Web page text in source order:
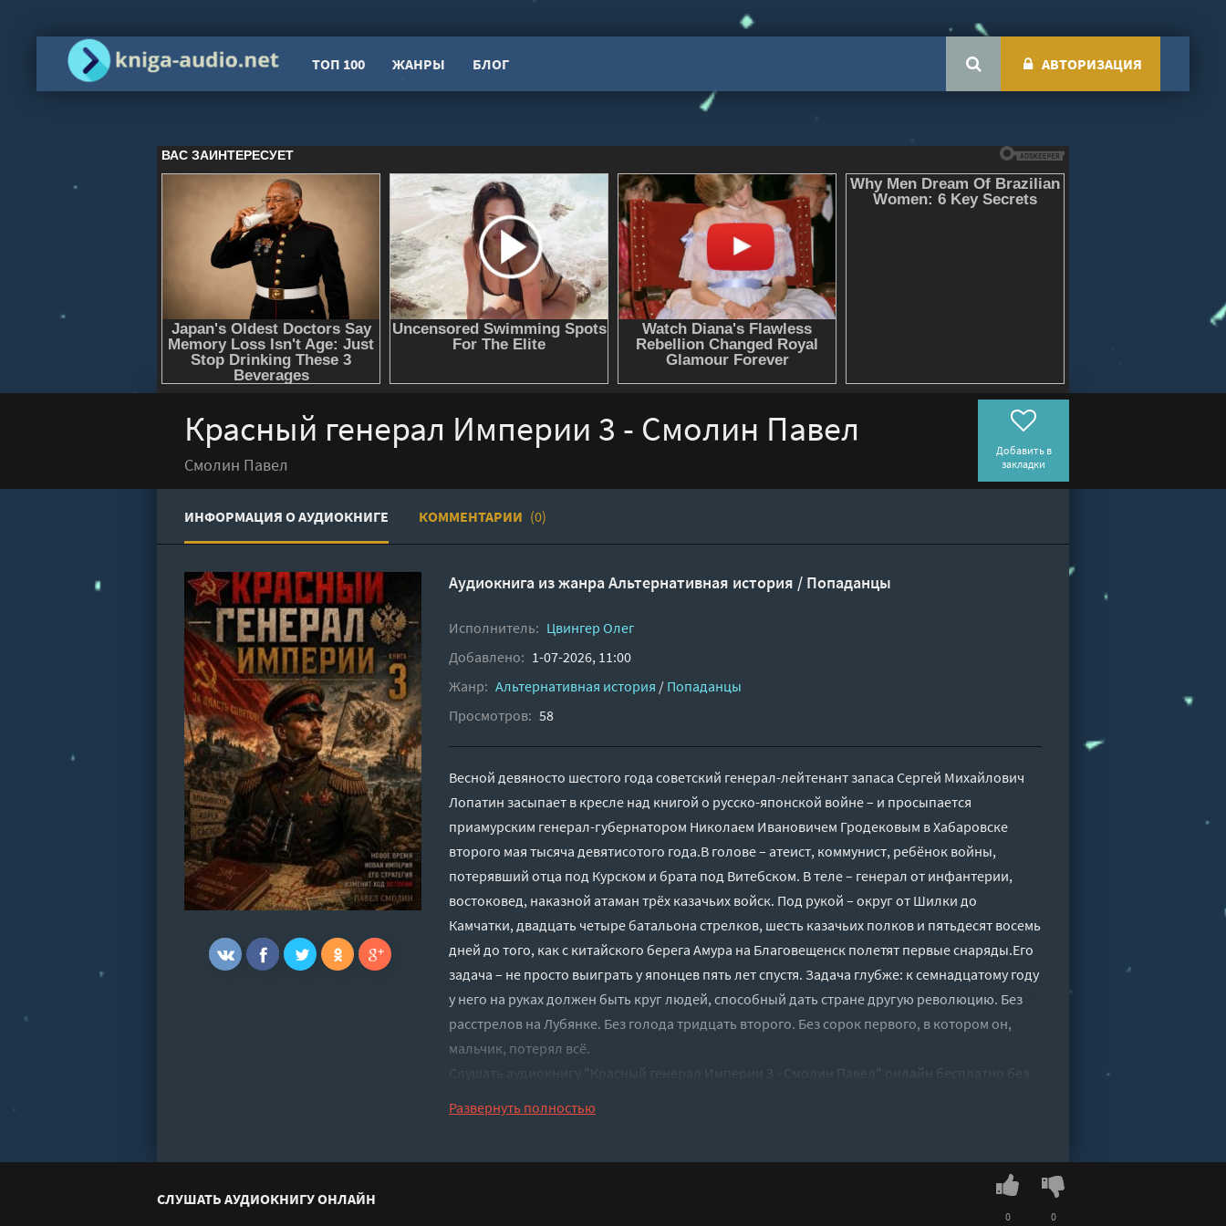
ТОП 100 ЖАНРЫ БЛОГ АВТОРИЗАЦИЯ
Красный генерал Империи 3 - Смолин Павел
Смолин Павел
Добавить в
закладки
ИНФОРМАЦИЯ О АУДИОКНИГЕ КОММЕНТАРИИ (0)
Аудиокнига из жанраАльтернативная история / Попаданцы
Исполнитель: Цвингер Олег
Добавлено: 1-07-2026, 11:00
Жанр: Альтернативная история / Попаданцы
Просмотров: 58
Весной девяносто шестого года советский генерал-лейтенант запаса Сергей Михайлович
Лопатин засыпает в кресле над книгой о русско-японской войне – и просыпается
приамурским генерал-губернатором Николаем Ивановичем Гродековым в Хабаровске
второго мая тысяча девятисотого года.В голове – атеист, коммунист, ребёнок войны,
потерявший отца под Курском и брата под Витебском. В теле – генерал от инфантерии,
востоковед, наказной атаман трёх казачьих войск. Под рукой – округ от Шилки до
Камчатки, двадцать четыре батальона стрелков, шесть казачьих полков и пятьдесят восемь
дней до того, как с китайского берега Амура на Благовещенск полетят первые снаряды.Его
задача – не просто выиграть у японцев пять лет спустя. Задача глубже: к семнадцатому году
у него на руках должен быть круг людей, способный дать стране другую революцию. Без
расстрелов на Лубянке. Без голода тридцать второго. Без сорок первого, в котором он,
мальчик, потерял всё.
Слушать аудиокнигу "Красный генерал Империи 3 - Смолин Павел" онлайн бесплатно без
Развернуть полностью
СЛУШАТЬ АУДИОКНИГУ ОНЛАЙН
0 0